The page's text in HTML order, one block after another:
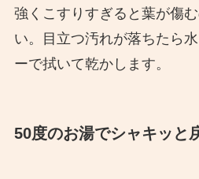
強くこすりすぎると葉が傷
い。目立つ汚れが落ちたら
ーで拭いて乾かします。
50度のお湯でシャキッと